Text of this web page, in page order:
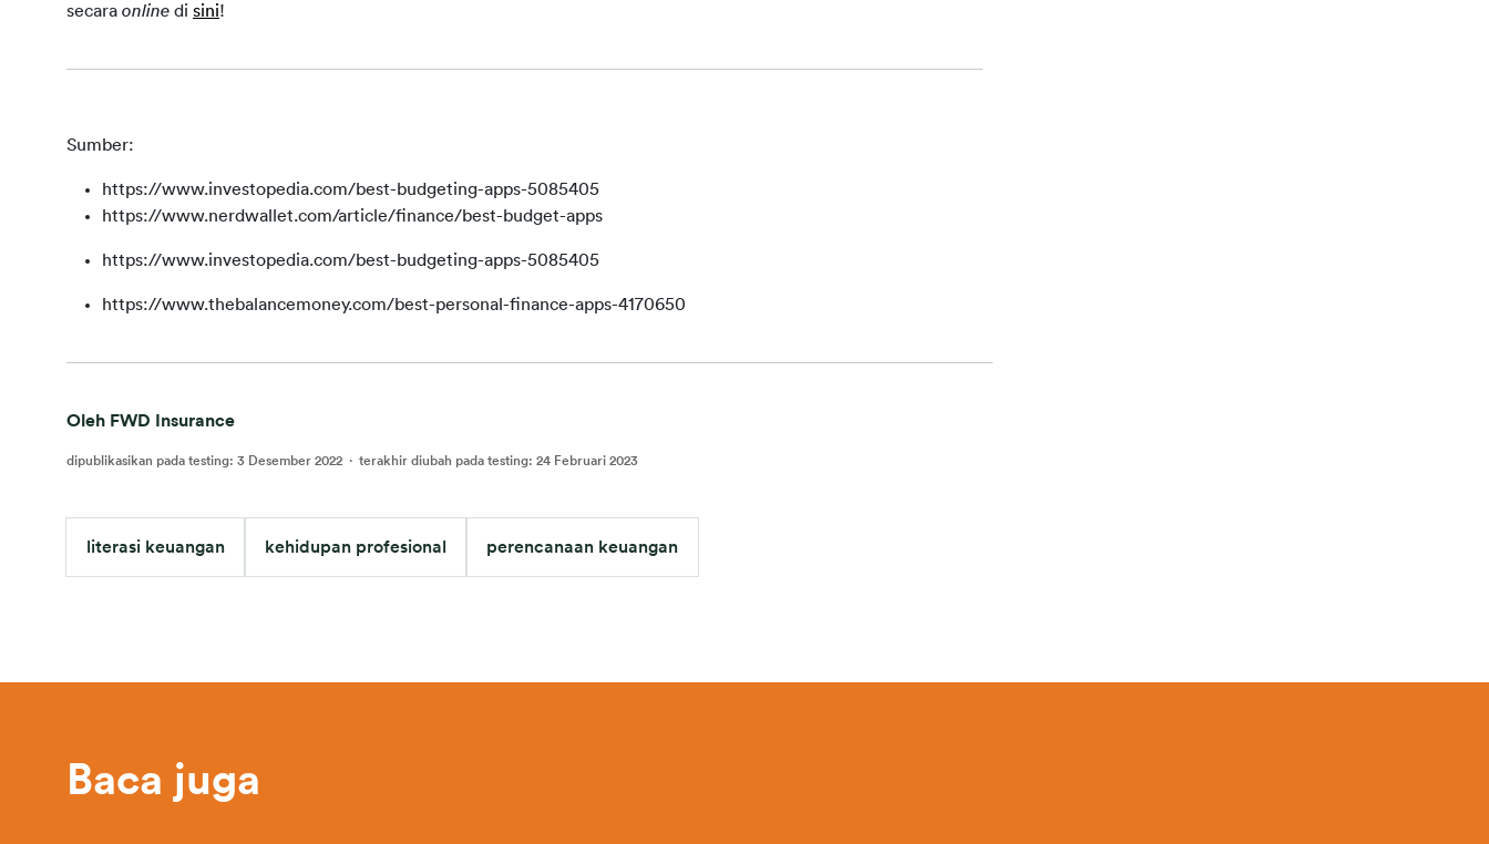
secara online di sini!
Sumber:
https://www.investopedia.com/best-budgeting-apps-5085405
https://www.nerdwallet.com/article/finance/best-budget-apps
https://www.investopedia.com/best-budgeting-apps-5085405
https://www.thebalancemoney.com/best-personal-finance-apps-4170650
Oleh FWD Insurance
dipublikasikan pada testing: 3 Desember 2022 · terakhir diubah pada testing: 24 Februari 2023
literasi keuangan kehidupan profesional perencanaan keuangan
Baca juga